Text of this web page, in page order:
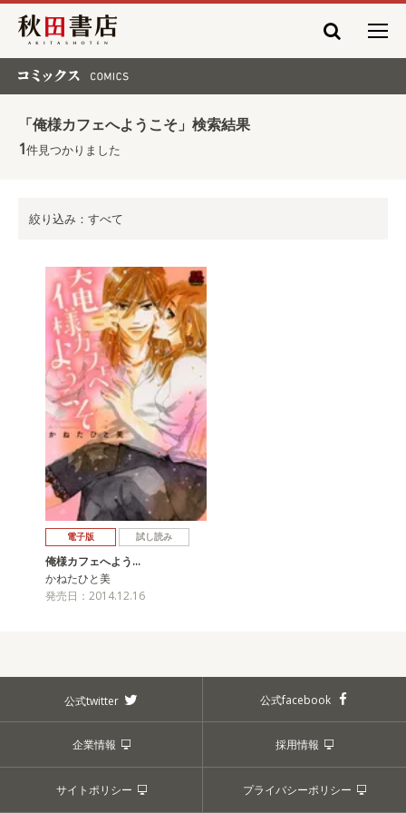
秋田書店
「俺様カフェへようこそ」検索結果
1件見つかりました
絞り込み：すべて
電子版 試し読み
俺様カフェへよう…
かねたひと美
発売日：2014.12.16
公式twitter 公式facebook
企業情報 採用情報
サイトポリシー プライバシーポリシー